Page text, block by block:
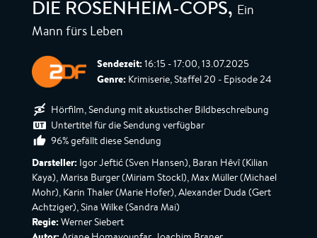
DIE ROSENHEIM-COPS, Ein
Mann fürs Leben
Sendezeit: 16:15 - 17:00, 13.07.2025
Genre: Krimiserie, Staffel 20 - Episode 24
Hörfilm, Sendung mit akustischer Bildbeschreibung
Untertitel für die Sendung verfügbar
96% gefällt diese Sendung
Darsteller: Igor Jeftić (Sven Hansen), Baran Hêvî (Kilian
Kaya), Marisa Burger (Miriam Stockl), Max Müller (Michael
Mohr), Karin Thaler (Marie Hofer), Alexander Duda (Gert
Achtziger), Sina Wilke (Sandra Mai)
Regie: Werner Siebert